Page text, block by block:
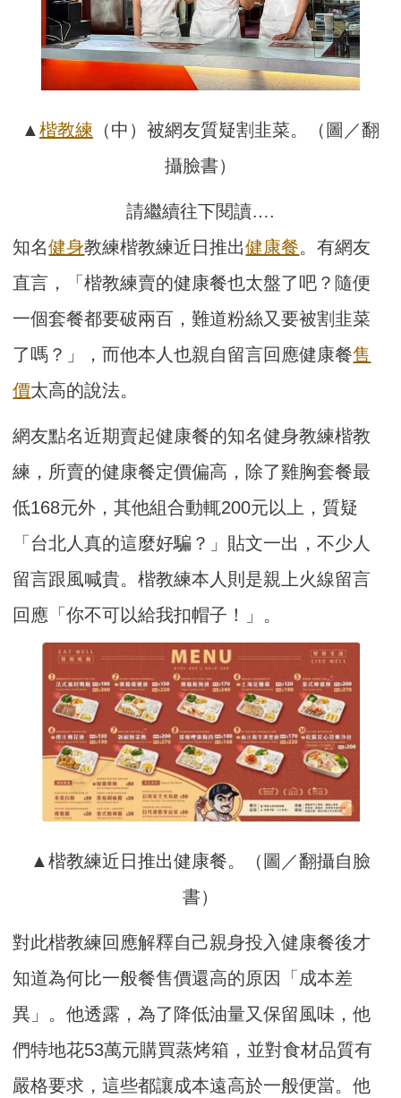
▲ 楷教練 （中）被網友質疑割韭菜。（圖／翻
攝臉書）
請繼續往下閱讀….
知名健身教練楷教練近日推出健康餐。有網友
直言，「楷教練賣的健康餐也太盤了吧？隨便
一個套餐都要破兩百，難道粉絲又要被割韭菜
了嗎？」，而他本人也親自留言回應健康餐售
價太高的說法。
網友點名近期賣起健康餐的知名健身教練楷教
練，所賣的健康餐定價偏高，除了雞胸套餐最
低168元外，其他組合動輒200元以上，質疑
「台北人真的這麼好騙？」貼文一出，不少人
留言跟風喊貴。楷教練本人則是親上火線留言
回應「你不可以給我扣帽子！」。
▲楷教練近日推出健康餐。（圖／翻攝自臉
書）
對此楷教練回應解釋自己親身投入健康餐後才
知道為何比一般餐售價還高的原因「成本差
異」。他透露，為了降低油量又保留風味，他
們特地花53萬元購買蒸烤箱，並對食材品質有
嚴格要求，這些都讓成本遠高於一般便當。他